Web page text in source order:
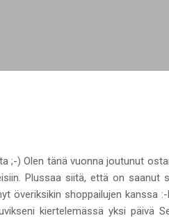
;-) Olen tänä vuonna joutunut
Plussaa siitä, että on saanut
överiksikin shoppailujen kanssa
kiertelemässä yksi päivä